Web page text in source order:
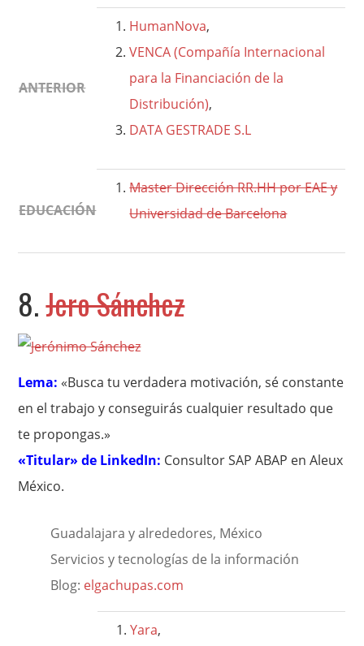
ANTERIOR
HumanNova,
VENCA (Compañía Internacional
para la Financiación de la
Distribución),
DATA GESTRADE S.L
EDUCACIÓN
Master Dirección RR.HH por EAE y
Universidad de Barcelona
8.Jero Sánchez
Lema: «Busca tu verdadera motivación, sé constante
en el trabajo y conseguirás cualquier resultado que
te propongas.»
«Titular» de LinkedIn: Consultor SAP ABAP en Aleux
México.
Guadalajara y alrededores, México
Servicios y tecnologías de la información
Blog: elgachupas.com
Yara,